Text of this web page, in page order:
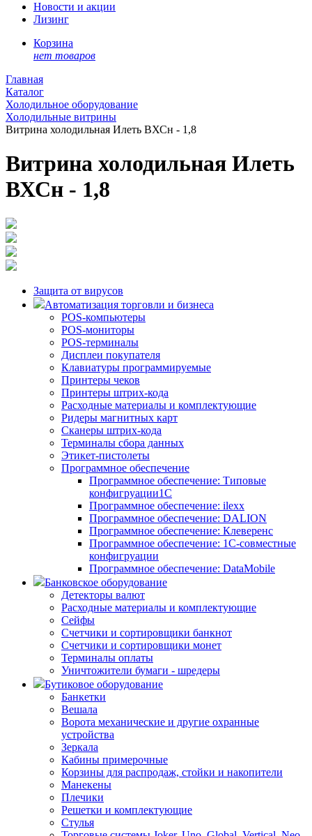
Новости и акции
Лизинг
Корзина
нет товаров
Главная
Каталог
Холодильное оборудование
Холодильные витрины
Витрина холодильная Илеть ВХСн - 1,8
Витрина холодильная Илеть
ВХСн - 1,8
Защита от вирусов
Автоматизация торговли и бизнеса
POS-компьютеры
POS-мониторы
POS-терминалы
Дисплеи покупателя
Клавиатуры программируемые
Принтеры чеков
Принтеры штрих-кода
Расходные материалы и комплектующие
Ридеры магнитных карт
Сканеры штрих-кода
Терминалы сбора данных
Этикет-пистолеты
Программное обеспечение
Программное обеспечение: Типовые
конфигруации1С
Программное обеспечение: ilexx
Программное обеспечение: DALION
Программное обеспечение: Клеверенс
Программное обеспечение: 1С-совместные
конфигруации
Программное обеспечение: DataMobile
Банковское оборудование
Детекторы валют
Расходные материалы и комплектующие
Сейфы
Счетчики и сортировщики банкнот
Счетчики и сортировщики монет
Терминалы оплаты
Уничтожители бумаги - шредеры
Бутиковое оборудование
Банкетки
Вешала
Ворота механические и другие охранные
устройства
Зеркала
Кабины примерочные
Корзины для распродаж, стойки и накопители
Манекены
Плечики
Решетки и комплектующие
Стулья